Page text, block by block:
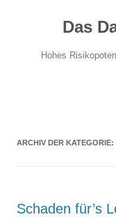
Das
Hohes
ARCHIV DER KATEGORIE:
Schaden für’s